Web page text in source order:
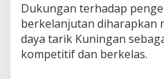
Dukungan terhadap
berkelanjutan diharapkan
daya tarik Kuningan
kompetitif dan berkelas.